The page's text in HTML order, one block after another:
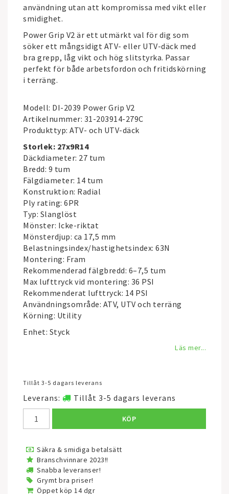
användning utan att kompromissa med vikt eller
smidighet.
Power Grip V2 är ett utmärkt val för dig som
söker ett mångsidigt ATV- eller UTV-däck med
bra grepp, låg vikt och hög slitstyrka. Passar
perfekt för både arbetsfordon och fritidskörning
i terräng.
Modell: DI-2039 Power Grip V2
Artikelnummer: 31-203914-279C
Produkttyp: ATV- och UTV-däck
Storlek: 27x9R14
Däckdiameter: 27 tum
Bredd: 9 tum
Fälgdiameter: 14 tum
Konstruktion: Radial
Ply rating: 6PR
Typ: Slanglöst
Mönster: Icke-riktat
Mönsterdjup: ca 17,5 mm
Belastningsindex/hastighetsindex: 63N
Montering: Fram
Rekommenderad fälgbredd: 6–7,5 tum
Max lufttryck vid montering: 36 PSI
Rekommenderat lufttryck: 14 PSI
Användningsområde: ATV, UTV och terräng
Körning: Utility
Enhet: Styck
Läs mer...
Tillåt 3-5 dagars leverans
Leverans: Tillåt 3-5 dagars leverans
KÖP
Säkra & smidiga betalsätt
Branschvinnare 2023!!
Snabba leveranser!
Grymt bra priser!
Öppet köp 14 dgr